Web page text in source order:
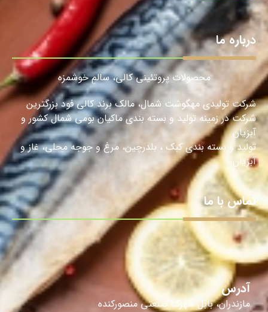
درباره ما
محصولات پروتئینی کالی، سالمِ خوشمزه
شرکت تولیدی مهگوشت شمال، مالک برند کالی فود بزرگترین
شرکت در زمینه تولید و بسته بندی ماکیان بومی شمال کشور و
آبزیان
تولید و بسته بندی کبک ، بلدرچین، مرغ و جوجه محلی، غاز و
آبزیان.
تماس با ما
آدرس
مازندران، بابل شهرک صنعتی منصورکنده